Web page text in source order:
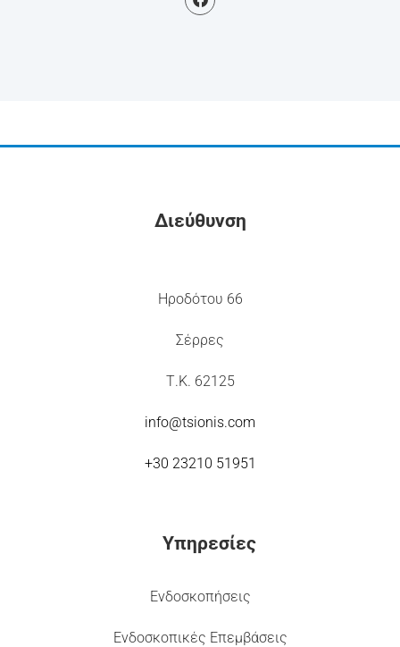
Διεύθυνση
Ηροδότου 66
Σέρρες
Τ.Κ. 62125
info@tsionis.com
+30 23210 51951
Υπηρεσίες
Ενδοσκοπήσεις
Ενδοσκοπικές Επεμβάσεις